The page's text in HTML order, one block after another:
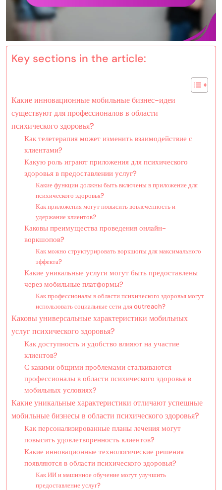
Key sections in the article:
Какие инновационные мобильные бизнес-идеи
существуют для профессионалов в области
психического здоровья?
Как телетерапия может изменить взаимодействие с
клиентами?
Какую роль играют приложения для психического
здоровья в предоставлении услуг?
Какие функции должны быть включены в приложение для
психического здоровья?
Как приложения могут повысить вовлеченность и
удержание клиентов?
Каковы преимущества проведения онлайн-
воркшопов?
Как можно структурировать воркшопы для максимального
эффекта?
Какие уникальные услуги могут быть предоставлены
через мобильные платформы?
Как профессионалы в области психического здоровья могут
использовать социальные сети для outreach?
Каковы универсальные характеристики мобильных
услуг психического здоровья?
Как доступность и удобство влияют на участие
клиентов?
С какими общими проблемами сталкиваются
профессионалы в области психического здоровья в
мобильных условиях?
Какие уникальные характеристики отличают успешные
мобильные бизнесы в области психического здоровья?
Как персонализированные планы лечения могут
повысить удовлетворенность клиентов?
Какие инновационные технологические решения
появляются в области психического здоровья?
Как ИИ и машинное обучение могут улучшить
предоставление услуг?